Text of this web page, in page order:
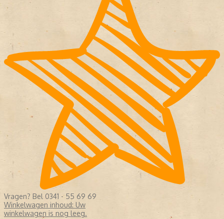
Vragen? Bel 0341 - 55 69 69
Winkelwagen inhoud: Uw
winkelwagen is nog leeg.